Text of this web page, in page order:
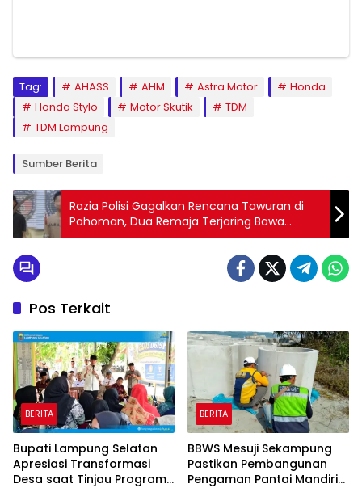
Tag: AHASS AHM Astra Motor
Honda
Honda Stylo
Motor Skutik
TDM
TDM Lampung
Sumber Berita
Razia Polisi Gagalkan Rencana Tawuran di
Pahoman, Dua Remaja Terjaring Bawa
Senjata
Pos Terkait
BERITA
Bupati Lampung Selatan
Apresiasi Transformasi
Desa saat Tinjau Program
BERITA
BBWS Mesuji Sekampung
Pastikan Pembangunan
Pengaman Pantai Mandiri